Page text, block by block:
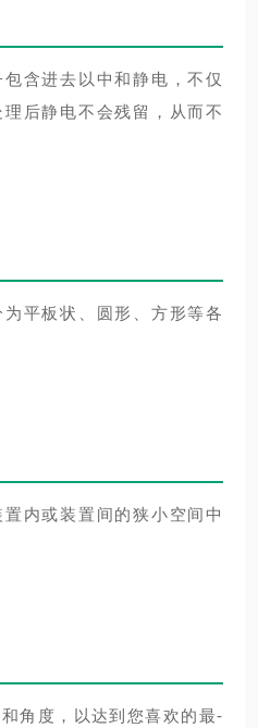
含进去以中和静电，不仅
后静电不会残留，从而不
平板状、圆形、方形等各
内或装置间的狭小空间中
角度，以达到您喜欢的最-